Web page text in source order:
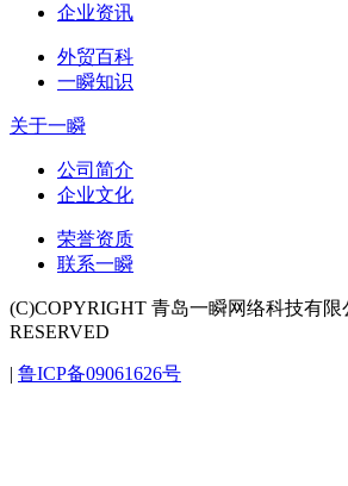
企业资讯
外贸百科
一瞬知识
关于一瞬
公司简介
企业文化
荣誉资质
联系一瞬
(C)COPYRIGHT 青岛一瞬网络科技有
RESERVED
| 鲁ICP备09061626号